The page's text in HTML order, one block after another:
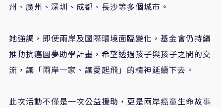
州、廣州、深圳、成都、長沙等多個城市。
她強調，即使兩岸及國際環境面臨變化，基金會仍持續
推動抗癌圓夢助學計畫，希望透過孩子與孩子之間的交
流，讓「兩岸一家、讓愛起飛」的精神延續下去。
此次活動不僅是一次公益援助，更是兩岸癌童生命故事